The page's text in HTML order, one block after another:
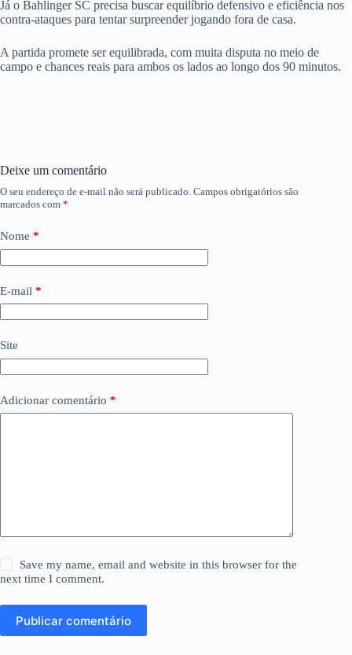
Já o Bahlinger SC precisa buscar equilíbrio defensivo e eficiência nos
contra-ataques para tentar surpreender jogando fora de casa.
A partida promete ser equilibrada, com muita disputa no meio de
campo e chances reais para ambos os lados ao longo dos 90 minutos.
Deixe um comentário
O seu endereço de e-mail não será publicado. Campos obrigatórios são
marcados com *
Nome *
E-mail *
Site
Adicionar comentário *
Save my name, email and website in this browser for the
next time I comment.
Publicar comentário